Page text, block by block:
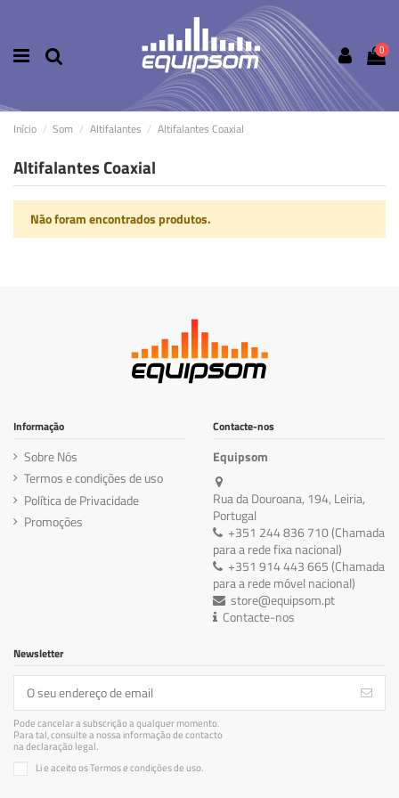
0
Início Som Altifalantes Altifalantes Coaxial
Altifalantes Coaxial
Não foram encontrados produtos.
Informação
Sobre Nós
Termos e condições de uso
Política de Privacidade
Promoções
Contacte-nos
Equipsom
Rua da Douroana, 194, Leiria,
Portugal
+351 244 836 710 (Chamada
para a rede fixa nacional)
+351 914 443 665 (Chamada
para a rede móvel nacional)
store@equipsom.pt
Contacte-nos
Newsletter
Pode cancelar a subscrição a qualquer momento.
Para tal, consulte a nossa informação de contacto
na declaração legal.
Li e aceito os Termos e condições de uso.